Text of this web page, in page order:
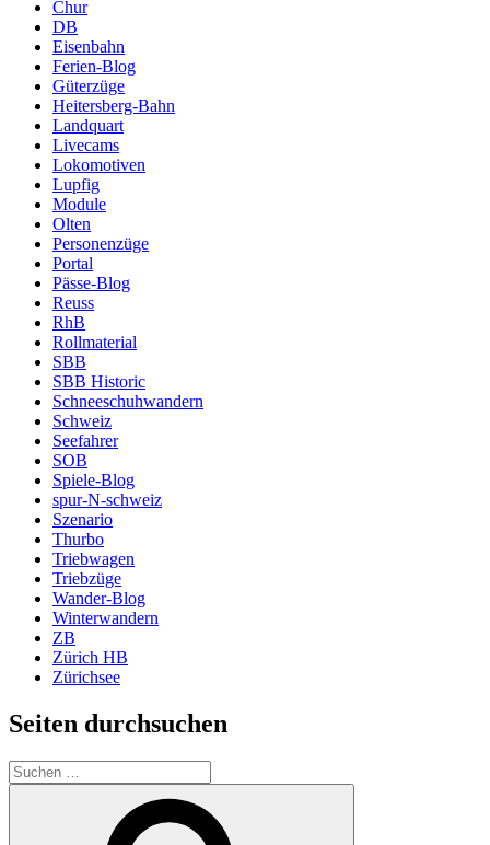
Chur
DB
Eisenbahn
Ferien-Blog
Güterzüge
Heitersberg-Bahn
Landquart
Livecams
Lokomotiven
Lupfig
Module
Olten
Personenzüge
Portal
Pässe-Blog
Reuss
RhB
Rollmaterial
SBB
SBB Historic
Schneeschuhwandern
Schweiz
Seefahrer
SOB
Spiele-Blog
spur-N-schweiz
Szenario
Thurbo
Triebwagen
Triebzüge
Wander-Blog
Winterwandern
ZB
Zürich HB
Zürichsee
Seiten durchsuchen
Suchen
nach: